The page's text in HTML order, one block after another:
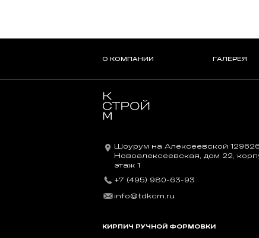
О КОМПАНИИ ГАЛЕРЕЯ
Шоурум на Алексеевской
Новоалексеевская, дом 22,
этаж 1
+7 (495) 980-63-93
info@tdkcm.ru
КИРПИЧ РУЧНОЙ ФОРМОВКИ